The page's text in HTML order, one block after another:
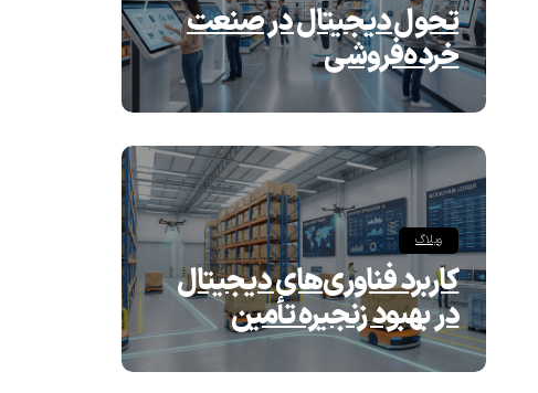
تحول دیجیتال در صنعت
خرده‌فروشی
وبلاگ
کاربرد فناوری‌های دیجیتال
در بهبود زنجیره تأمین